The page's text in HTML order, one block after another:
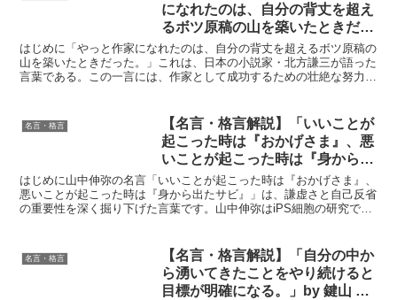
になれたのは、自分の背丈を超え
るボツ原稿の山を築いたときだっ
た。」by 北方謙三の深い意味と
得られる教訓
はじめに「やっと作家になれたのは、自分の背丈を超えるボツ原稿の
山を築いたときだった。」これは、日本の小説家・北方謙三が語った
言葉である。この一言には、作家として成功するための壮絶な努力と
名言・格言
【名言・格言解説】「いいことが
起こった時は『おかげさま』、悪
いことが起こった時は『身から出
たサビ』」by 山中伸弥の深い意
味と得られる教訓
はじめに山中伸弥の名言「いいことが起こった時は『おかげさま』、
悪いことが起こった時は『身から出たサビ』」は、謙虚さと自己反省
の重要性を深く掘り下げた言葉です。山中伸弥はiPS細胞の研究でノ
名言・格言
【名言・格言解説】「自分の中か
ら湧いてきたことをやり続けると
目標が明確になる。」by 鍵山 秀